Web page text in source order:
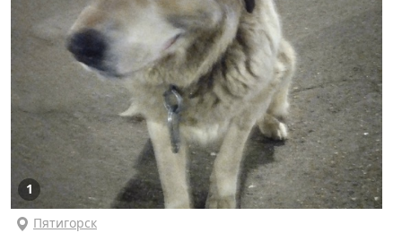
1
Пятигорск